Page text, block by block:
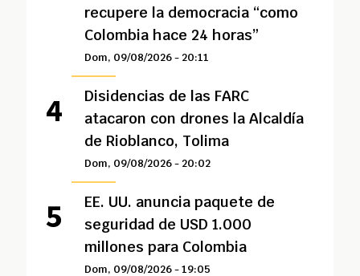
recupere la democracia “como
Colombia hace 24 horas”
Dom, 09/08/2026 - 20:11
Disidencias de las FARC
atacaron con drones la Alcaldía
de Rioblanco, Tolima
Dom, 09/08/2026 - 20:02
EE. UU. anuncia paquete de
seguridad de USD 1.000
millones para Colombia
Dom, 09/08/2026 - 19:05